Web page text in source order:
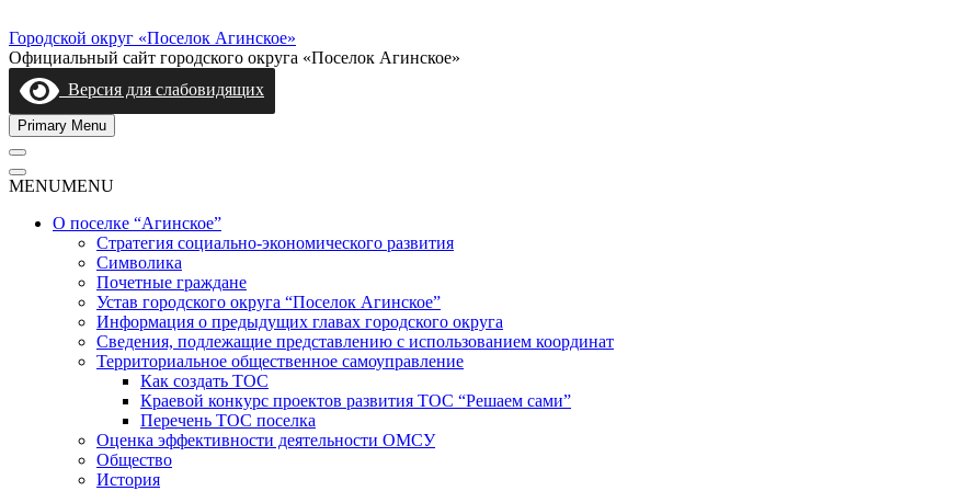
to
content
Городской округ «Поселок Агинское»
Официальный сайт городского округа «Поселок Агинское»
Версия для слабовидящих
Primary Menu
MENUMENU
О поселке “Агинское”
Стратегия социально-экономического развития
Символика
Почетные граждане
Устав городского округа “Поселок Агинское”
Информация о предыдущих главах городского округа
Сведения, подлежащие представлению с использованием координат
Территориальное общественное самоуправление
Как создать ТОС
Краевой конкурс проектов развития ТОС “Решаем сами”
Перечень ТОС поселка
Оценка эффективности деятельности ОМСУ
Общество
История